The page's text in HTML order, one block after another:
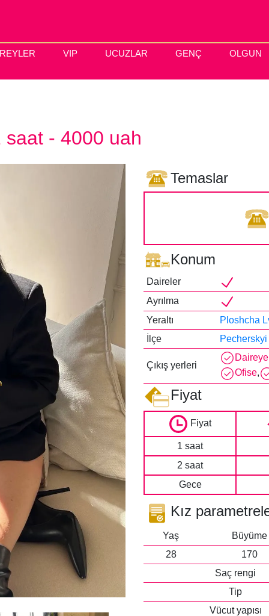
VIP UCUZLAR GENÇ OLGUN
saat - 4000 uah
Temaslar
Konum
Daireler
Ayrılma
Yeraltı
Ploshcha
İlçe
Pecherskyi
Çıkış yerleri
Daireye
Ofise,
Fiyat
Fiyat
1 saat
2 saat
Gece
Kız
Yaş
Büyüme
28
170
Saç rengi
Tip
Vücut yapısı